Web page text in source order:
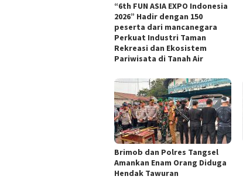
“6th FUN ASIA EXPO Indonesia
2026” Hadir dengan 150
peserta dari mancanegara
Perkuat Industri Taman
Rekreasi dan Ekosistem
Pariwisata di Tanah Air
Brimob dan Polres Tangsel
Amankan Enam Orang Diduga
Hendak Tawuran